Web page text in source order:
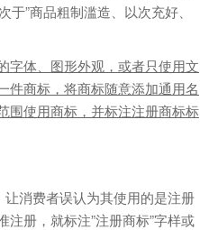
”商品粗制滥造、以次充好、
字体、图形外观，或者只使用文
件商标，将商标随意添加通用名
围使用商标，并标注注册商标标
消费者误认为其使用的是注册
册，就标注”注册商标”字样或